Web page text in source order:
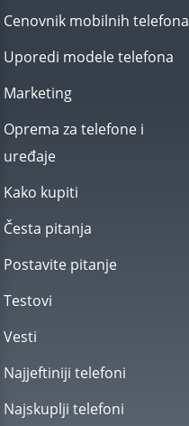
Cenovnik mobilnih telefona
Uporedi modele telefona
Marketing
Oprema za telefone i
uređaje
Kako kupiti
Česta pitanja
Postavite pitanje
Testovi
Vesti
Najjeftiniji telefoni
Najskuplji telefoni